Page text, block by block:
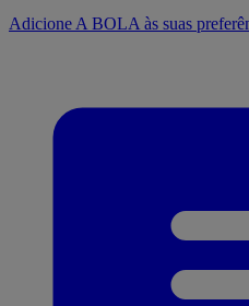
Adicione A BOLA às suas